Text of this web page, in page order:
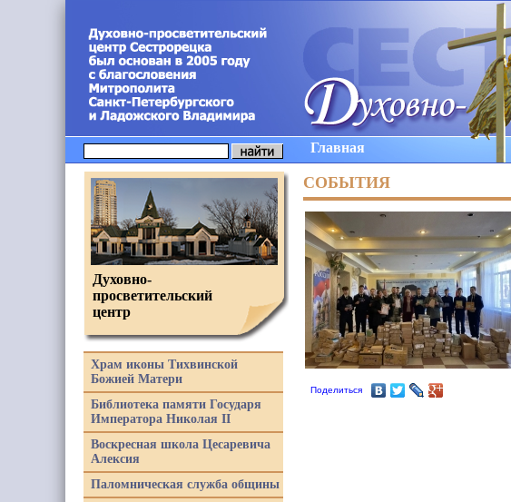
Главная
СОБЫТИЯ
Поделиться
Духовно-
просветительский
центр
Храм иконы Тихвинской
Божией Матери
Библиотека памяти Государя
Императора Николая II
Воскресная школа Цесаревича
Алексия
Паломническая служба общины